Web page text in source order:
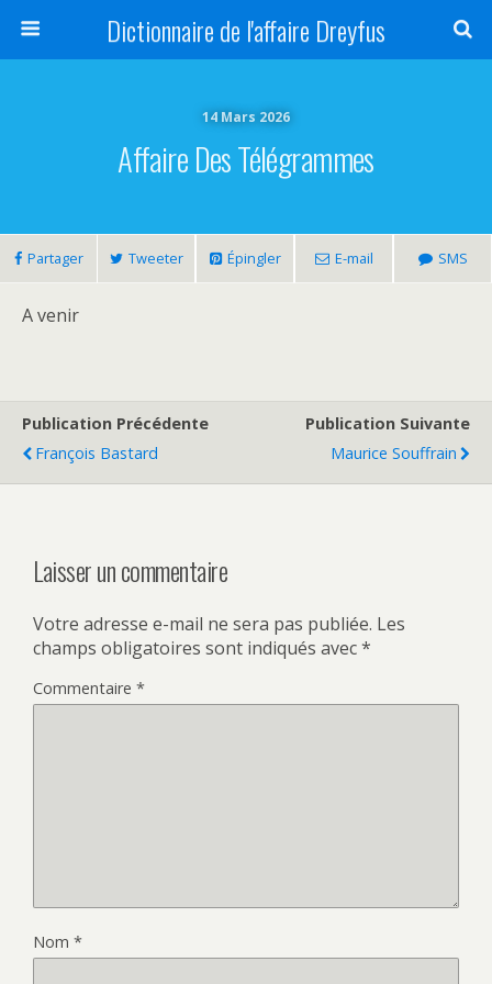
Dictionnaire de l'affaire Dreyfus
14 Mars 2026
Affaire Des Télégrammes
Partager Tweeter Épingler E-mail SMS
A venir
Publication Précédente
François Bastard
Publication Suivante
Maurice Souffrain
Laisser un commentaire
Votre adresse e-mail ne sera pas publiée. Les
champs obligatoires sont indiqués avec*
Commentaire *
Nom *